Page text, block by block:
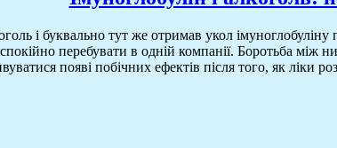
і буквально тут же отримав укол імуноглобуліну
перебувати в одній компанії. Боротьба між
появі побічних ефектів після того, як ліки